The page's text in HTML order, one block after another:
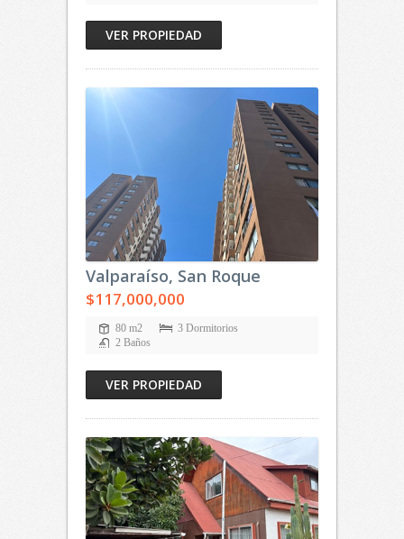
VER PROPIEDAD
Valparaíso, San Roque
$117,000,000
80 m2
3 Dormitorios
2 Baños
VER PROPIEDAD